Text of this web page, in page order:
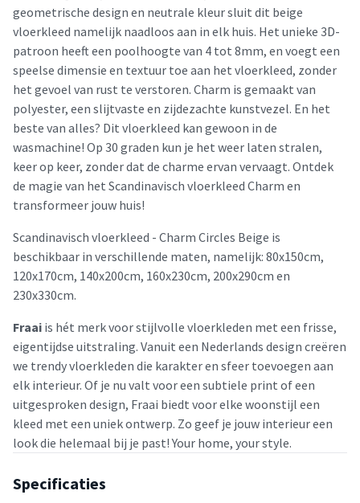
geometrische design en neutrale kleur sluit dit beige
vloerkleed namelijk naadloos aan in elk huis. Het unieke 3D-
patroon heeft een poolhoogte van 4 tot 8mm, en voegt een
speelse dimensie en textuur toe aan het vloerkleed, zonder
het gevoel van rust te verstoren. Charm is gemaakt van
polyester, een slijtvaste en zijdezachte kunstvezel. En het
beste van alles? Dit vloerkleed kan gewoon in de
wasmachine! Op 30 graden kun je het weer laten stralen,
keer op keer, zonder dat de charme ervan vervaagt. Ontdek
de magie van het Scandinavisch vloerkleed Charm en
transformeer jouw huis!
Scandinavisch vloerkleed - Charm Circles Beige is
beschikbaar in verschillende maten, namelijk: 80x150cm,
120x170cm, 140x200cm, 160x230cm, 200x290cm en
230x330cm.
Fraai is hét merk voor stijlvolle vloerkleden met een frisse,
eigentijdse uitstraling. Vanuit een Nederlands design creëren
we trendy vloerkleden die karakter en sfeer toevoegen aan
elk interieur. Of je nu valt voor een subtiele print of een
uitgesproken design, Fraai biedt voor elke woonstijl een
kleed met een uniek ontwerp. Zo geef je jouw interieur een
look die helemaal bij je past! Your home, your style.
Specificaties